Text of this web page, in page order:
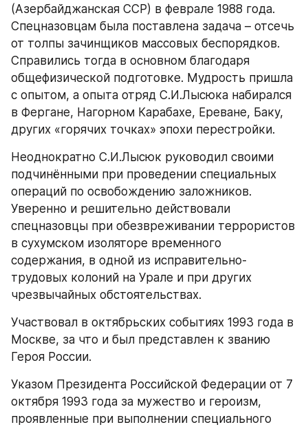
(Азербайджанская ССР) в феврале 1988 года.
Спецназовцам была поставлена задача – отсечь
от толпы зачинщиков массовых беспорядков.
Справились тогда в основном благодаря
общефизической подготовке. Мудрость пришла
с опытом, а опыта отряд С.И.Лысюка набирался
в Фергане, Нагорном Карабахе, Ереване, Баку,
других «горячих точках» эпохи перестройки.
Неоднократно С.И.Лысюк руководил своими
подчинёнными при проведении специальных
операций по освобождению заложников.
Уверенно и решительно действовали
спецназовцы при обезвреживании террористов
в сухумском изоляторе временного
содержания, в одной из исправительно-
трудовых колоний на Урале и при других
чрезвычайных обстоятельствах.
Участвовал в октябрьских событиях 1993 года в
Москве, за что и был представлен к званию
Героя России.
Указом Президента Российской Федерации от 7
октября 1993 года за мужество и героизм,
проявленные при выполнении специального